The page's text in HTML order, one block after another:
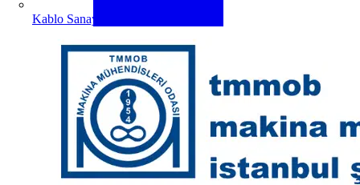
Kablo Sanayicileri Derneği